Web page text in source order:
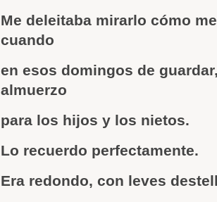
Me deleitaba mirarlo cómo
cuando
en esos domingos de
almuerzo
para los hijos y los nietos.
Lo recuerdo perfectamente.
Era redondo, con leves